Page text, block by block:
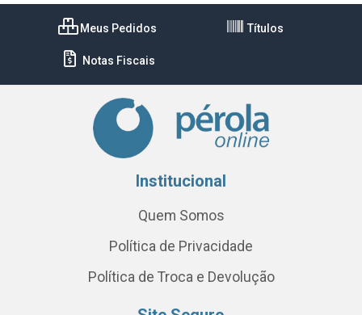
Meus Pedidos Títulos
Notas Fiscais
Institucional
Quem Somos
Política de Privacidade
Política de Troca e Devolução